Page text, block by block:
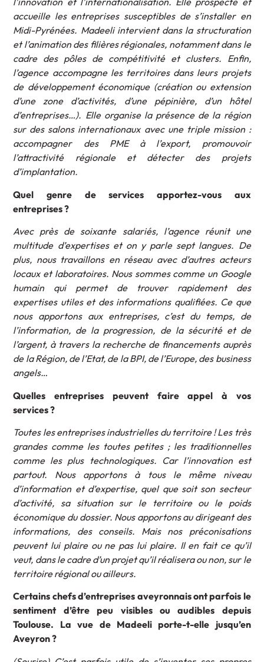
accueille les entreprises susceptibles de s’installer en
Midi-Pyrénées. Madeeli intervient dans la structuration
et l’animation des filières régionales, notamment dans le
cadre des pôles de compétitivité et clusters. Enfin,
l’agence accompagne les territoires dans leurs projets
de développement économique (création ou extension
d’une zone d’activités, d’une pépinière, d’un hôtel
d’entreprises…). Elle organise la présence de la région
sur des salons internationaux avec une triple mission :
accompagner des PME à l’export, promouvoir
l’attractivité régionale et détecter des projets
d’implantation.
Quel genre de services apportez-vous aux
entreprises ?
Avec près de soixante salariés, l’agence réunit une
multitude d’expertises et on y parle sept langues. De
plus, nous travaillons en réseau avec d’autres acteurs
locaux et laboratoires. Nous sommes comme un Google
humain qui permet de trouver rapidement des
expertises utiles et des informations qualifiées. Ce que
nous apportons aux entreprises, c’est du temps, de
l’information, de la progression, de la sécurité et de
l’argent, à travers la recherche de financements auprès
de la Région, de l’Etat, de la BPI, de l’Europe, des business
angels…
Quelles entreprises peuvent faire appel à vos
services ?
Toutes les entreprises industrielles du territoire ! Les très
grandes comme les toutes petites ; les traditionnelles
comme les plus technologiques. Car l’innovation est
partout. Nous apportons à tous le même niveau
d’information et d’expertise, quel que soit son secteur
d’activité, sa situation sur le territoire ou le poids
économique du dossier. Nous apportons au dirigeant des
informations, des conseils. Mais nos préconisations
peuvent lui plaire ou ne pas lui plaire. Il en fait ce qu’il
veut, dans le cadre d’un projet qu’il réalisera ou non, sur le
territoire régional ou ailleurs.
Certains chefs d’entreprises aveyronnais ont parfois le
sentiment d’être peu visibles ou audibles depuis
Toulouse. La vue de Madeeli porte-t-elle jusqu’en
Aveyron ?